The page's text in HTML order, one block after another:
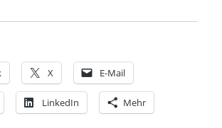
X E-Mail
LinkedIn Mehr